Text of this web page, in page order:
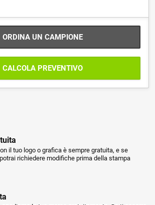
ORDINA UN CAMPIONE
CALCOLA PREVENTIVO
il tuo logo o grafica è sempre gratuita, e se
richiedere modifiche prima della stampa